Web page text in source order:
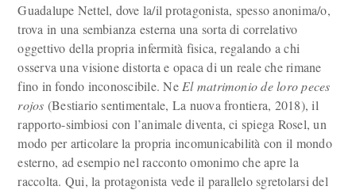
Guadalupe Nettel, dove la/il protagonista, spesso anonima/o,
trova in una sembianza esterna una sorta di correlativo
oggettivo della propria infermità fisica, regalando a chi
osserva una visione distorta e opaca di un reale che rimane
fino in fondo inconoscibile. Ne El matrimonio de loro peces
rojos (Bestiario sentimentale, La nuova frontiera, 2018), il
rapporto-simbiosi con l’animale diventa, ci spiega Rosel, un
modo per articolare la propria incomunicabilità con il mondo
esterno, ad esempio nel racconto omonimo che apre la
raccolta. Qui, la protagonista vede il parallelo sgretolarsi del